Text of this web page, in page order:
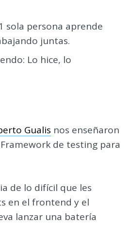
sola persona aprende
juntas.
Lo hice, lo
Gualis nos enseñaron
de testing para
de lo difícil que les
en el frontend y el
lanzar una batería